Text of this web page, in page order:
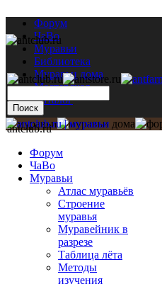
Форум
ЧаВо
Муравьи
Библиотека
Муравьи дома
Мастерская
Каталог
antclub.ru
Форум
ЧаВо
Муравьи
Атлас муравьёв
Строение
муравья
Муравейник в
разрезе
Таблица лёта
Методы
изучения